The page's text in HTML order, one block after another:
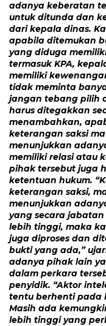
adanya keberatan
untuk ditunda dan
dari kepala dinas.
apabila ditemukan
yang diduga
termasuk KPA,
memiliki
tidak meminta
jangan tebang pilih
harus ditegakkan
menambahkan,
keterangan saksi
menunjukkan
memiliki relasi atau
pihak tersebut juga
ketentuan hukum.
keterangan saksi,
menunjukkan
yang secara
lebih tinggi, maka
juga diproses dan
bukti yang ada,”
adanya pihak lain
dalam perkara
penyidik. “Aktor
tentu berhenti pada
Masih ada
lebih tinggi yang